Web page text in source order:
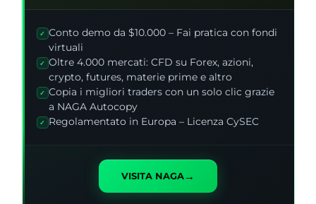
✓ Conto demo da $10.000 – Fai pratica con fondi
virtuali
✓ Oltre 4.000 mercati: CFD su Forex, azioni,
crypto, futures, materie prime e altro
✓ Copia i migliori traders con un solo clic grazie
a NAGA Autocopy
✓ Regolamentato in Europa – Licenza CySEC
VISITA NAGA→